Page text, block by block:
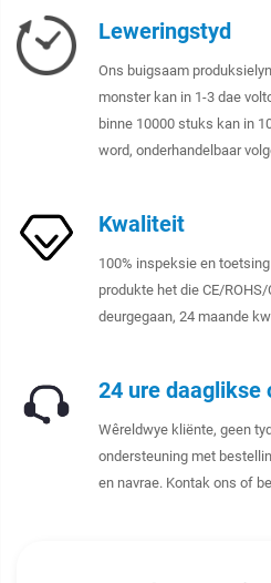
Leweringstyd
Ons buigsaam
monster kan in 1-3 dae
binne 10000 stuks kan in
word, onderhandelbaar
Kwaliteit
100% inspeksie en
produkte het die CE/
deurgegaan, 24 maande
24 ure daaglikse
Wêreldwye kliënte, geen
ondersteuning met
en navrae. Kontak ons of